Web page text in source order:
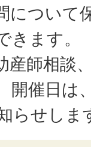
について
きます。
産師相談
開催日は
らせしま